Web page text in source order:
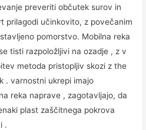
preveriti občutek surov in
prilagodi učinkovito, z povečanim
pomorstvo. Mobilna reka
tisti razpoložljivi na ozadje , z v
metoda pristopljiv skozi z the
. varnostni ukrepi imajo
reka naprave , zagotavljajo, da
plast zaščitnega pokrova
.